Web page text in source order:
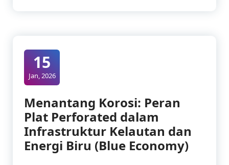
15
Jan, 2026
Menantang Korosi: Peran
Plat Perforated dalam
Infrastruktur Kelautan dan
Energi Biru (Blue Economy)